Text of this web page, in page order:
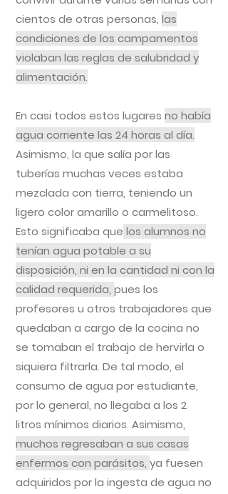
cientos de otras personas, las
condiciones de los campamentos
violaban las reglas de salubridad y
alimentación.
En casi todos estos lugares no había
agua corriente las 24 horas al día.
Asimismo, la que salía por las
tuberías muchas veces estaba
mezclada con tierra, teniendo un
ligero color amarillo o carmelitoso.
Esto significaba que los alumnos no
tenían agua potable a su
disposición, ni en la cantidad ni con la
calidad requerida, pues los
profesores u otros trabajadores que
quedaban a cargo de la cocina no
se tomaban el trabajo de hervirla o
siquiera filtrarla. De tal modo, el
consumo de agua por estudiante,
por lo general, no llegaba a los 2
litros mínimos diarios. Asimismo,
muchos regresaban a sus casas
enfermos con parásitos, ya fuesen
adquiridos por la ingesta de agua no